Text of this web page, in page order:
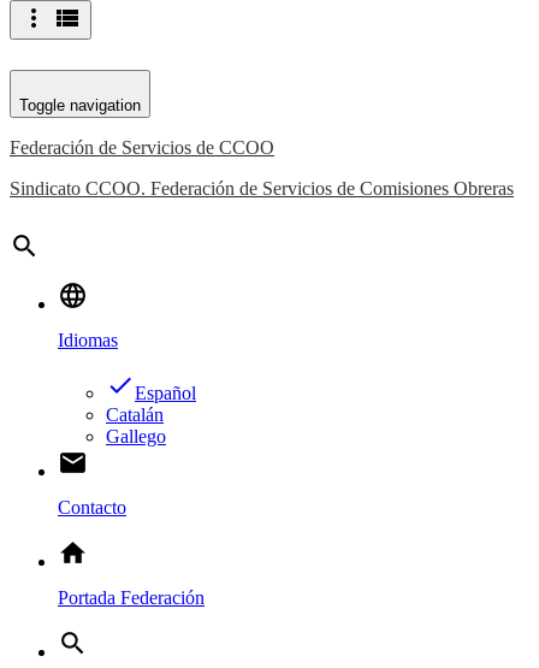
more_vert view_list
Toggle navigation
Federación de Servicios de CCOO
Sindicato CCOO. Federación de Servicios de Comisiones Obreras
search
language
Idiomas
doneEspañol
Catalán
Gallego
email
Contacto
home
Portada Federación
search